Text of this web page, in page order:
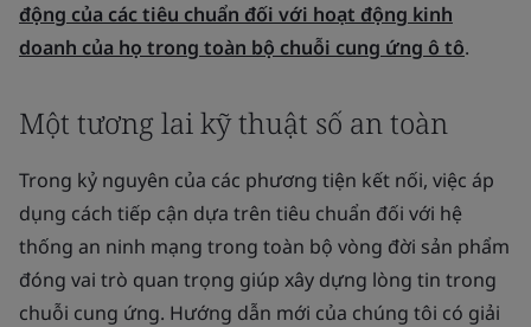
động của các tiêu chuẩn đối với hoạt động kinh
doanh của họ trong toàn bộ chuỗi cung ứng ô tô.
Một tương lai kỹ thuật số an toàn
Trong kỷ nguyên của các phương tiện kết nối, việc áp
dụng cách tiếp cận dựa trên tiêu chuẩn đối với hệ
thống an ninh mạng trong toàn bộ vòng đời sản phẩm
đóng vai trò quan trọng giúp xây dựng lòng tin trong
chuỗi cung ứng. Hướng dẫn mới của chúng tôi có giải